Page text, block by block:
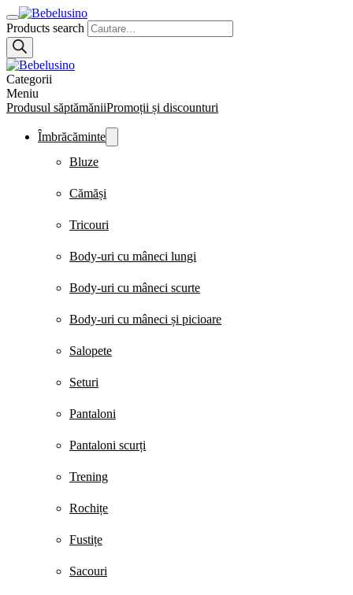
Products search
Categorii
Meniu
Produsul săptămăniiPromoții și discounturi
Îmbrăcăminte
Bluze
Cămăși
Tricouri
Body-uri cu mâneci lungi
Body-uri cu mâneci scurte
Body-uri cu mâneci și picioare
Salopete
Seturi
Pantaloni
Pantaloni scurți
Trening
Rochițe
Fustițe
Sacouri